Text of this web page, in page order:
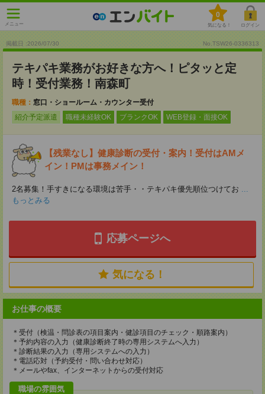
メニュー
0
気になる！ ログイン
掲載日 :2026/07/30 No.TSW26-0336313
テキパキ業務がお好きな方へ！ピタッと定
時！受付業務！南森町
職種： 窓口・ショールーム・カウンター受付
紹介予定派遣
職種未経験OK ブランクOK WEB登録・面接OK
【残業なし】健康診断の受付・案内！受付はAMメ
イン！PMは事務メイン！
2名募集！手すきになる環境は苦手・・テキパキ優先順位つけてお ...
もっとみる
応募ページへ
気になる！
お仕事の概要
＊受付（検温・問診表の項目案内・健診項目のチェック・順路案内）
＊予約内容の入力（健康診断終了時の専用システムへ入力）
＊診断結果の入力（専用システムへの入力）
＊電話応対（予約受付・問い合わせ対応）
＊メールやfax、インターネットからの受付対応
職場の雰囲気